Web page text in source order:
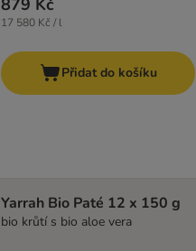
879 Kč
17 580 Kč / l
Přidat do košíku
Yarrah Bio Paté 12 x 150 g
bio krůtí s bio aloe vera